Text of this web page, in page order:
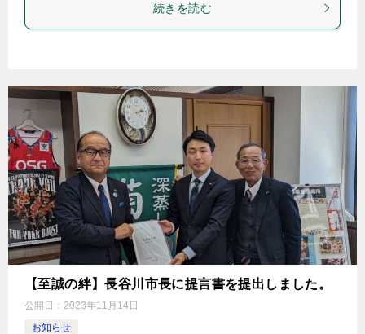
続きを読む
【至誠の絆】長谷川市長に提言書を提出しました。
公開日： 2023年11月14日
お知らせ